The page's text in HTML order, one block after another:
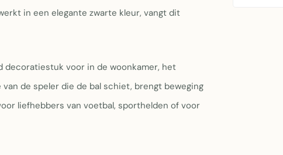
in een elegante zwarte kleur, vangt dit
decoratiestuk voor in de woonkamer, het
de speler die de bal schiet, brengt beweging
liefhebbers van voetbal, sporthelden of voor